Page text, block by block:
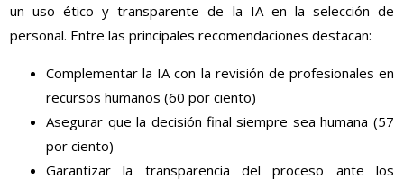
un uso ético y transparente de la IA en la selección de
personal. Entre las principales recomendaciones destacan:
Complementar la IA con la revisión de profesionales en
recursos humanos (60 por ciento)
Asegurar que la decisión final siempre sea humana (57
por ciento)
Garantizar la transparencia del proceso ante los